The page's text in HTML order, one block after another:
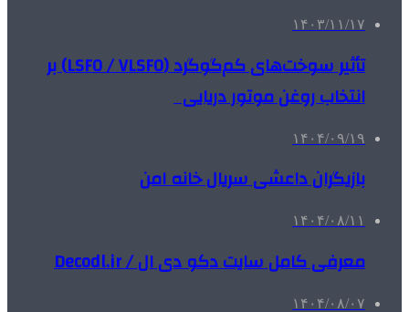
۱۴۰۳/۱۱/۱۷
تأثیر سوخت‌های کم‌گوگرد (LSFO / VLSFO) بر
انتخاب روغن موتور دریایی
۱۴۰۴/۰۹/۱۹
بازیگران داعشی سریال خانه امن
۱۴۰۴/۰۸/۱۱
معرفی کامل سایت دکو دی ال / Decodl.ir
۱۴۰۴/۰۸/۰۷